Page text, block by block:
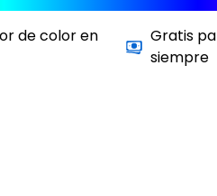
de color en
Gratis
siempre